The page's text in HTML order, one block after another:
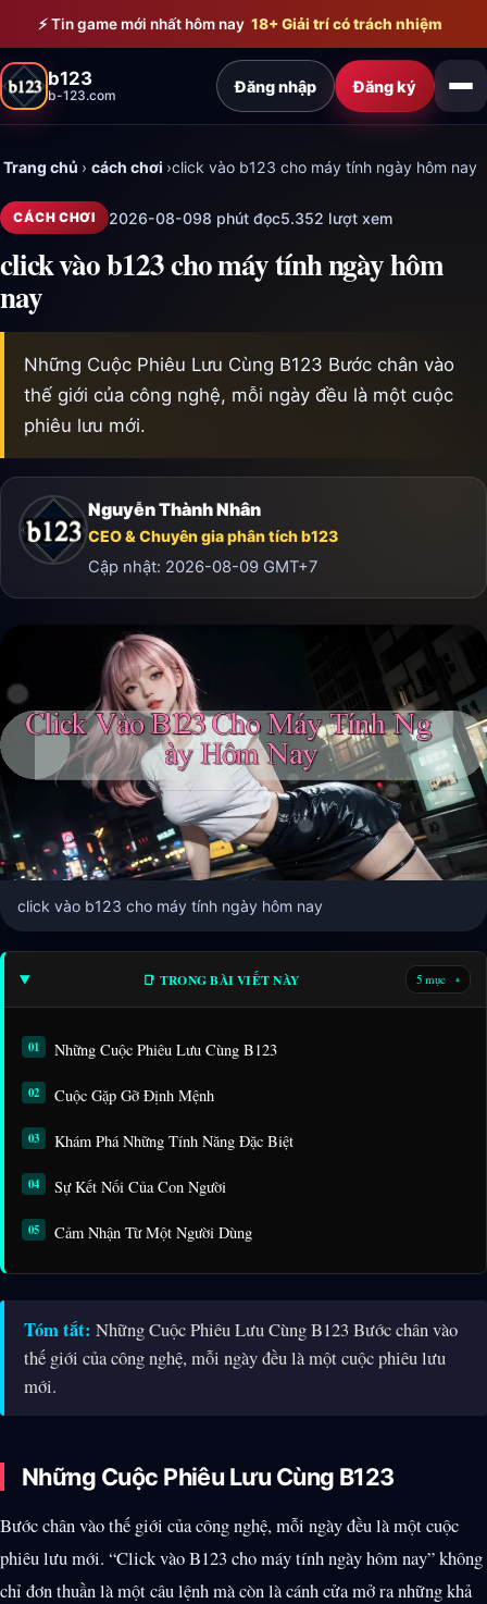
Bỏ qua đến nội dung chính
⚡ Tin game mới nhất hôm nay 18+ Giải trí có trách nhiệm
b123
b-123.com Đăng nhập Đăng ký
Trang chủ › cách chơi ›click vào b123 cho máy tính ngày hôm nay
CÁCH CHƠI 2026-08-098 phút đọc5.352 lượt xem
click vào b123 cho máy tính ngày hôm
nay
Những Cuộc Phiêu Lưu Cùng B123 Bước chân vào
thế giới của công nghệ, mỗi ngày đều là một cuộc
phiêu lưu mới.
Nguyễn Thành Nhân
CEO & Chuyên gia phân tích b123
Cập nhật: 2026-08-09 GMT+7
click vào b123 cho máy tính ngày hôm nay
📑 TRONG BÀI VIẾT NÀY 5 mục ▾
Những Cuộc Phiêu Lưu Cùng B123
Cuộc Gặp Gỡ Định Mệnh
Khám Phá Những Tính Năng Đặc Biệt
Sự Kết Nối Của Con Người
Cảm Nhận Từ Một Người Dùng
Tóm tắt: Những Cuộc Phiêu Lưu Cùng B123 Bước chân vào
thế giới của công nghệ, mỗi ngày đều là một cuộc phiêu lưu
mới.
Những Cuộc Phiêu Lưu Cùng B123
Bước chân vào thế giới của công nghệ, mỗi ngày đều là một cuộc
phiêu lưu mới. “Click vào B123 cho máy tính ngày hôm nay” không
chỉ đơn thuần là một câu lệnh mà còn là cánh cửa mở ra những khả